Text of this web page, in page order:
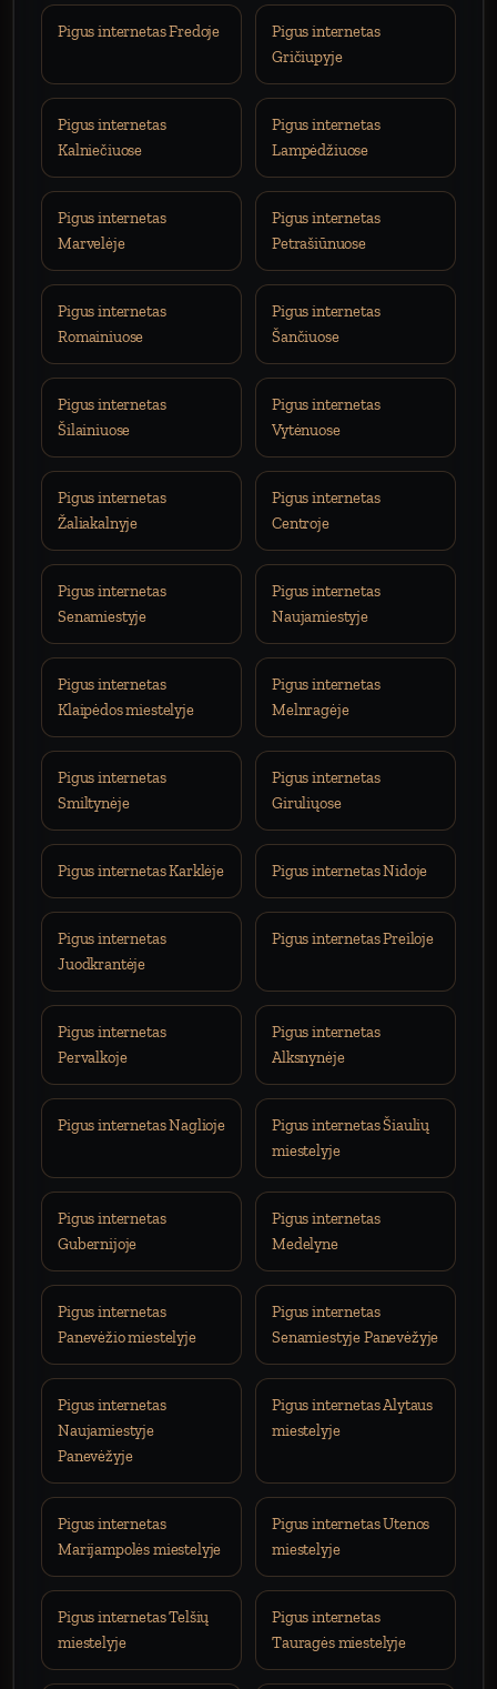
Pigus internetas Fredoje
Pigus internetas
Gričiupyje
Pigus internetas
Kalniečiuose
Pigus internetas
Lampėdžiuose
Pigus internetas
Marvelėje
Pigus internetas
Petrašiūnuose
Pigus internetas
Romainiuose
Pigus internetas
Šančiuose
Pigus internetas
Šilainiuose
Pigus internetas
Vytėnuose
Pigus internetas
Žaliakalnyje
Pigus internetas
Centroje
Pigus internetas
Senamiestyje
Pigus internetas
Naujamiestyje
Pigus internetas
Klaipėdos miestelyje
Pigus internetas
Melnragėje
Pigus internetas
Smiltynėje
Pigus internetas
Giruliųose
Pigus internetas Karklėje Pigus internetas Nidoje
Pigus internetas
Juodkrantėje
Pigus internetas Preiloje
Pigus internetas
Pervalkoje
Pigus internetas
Alksnynėje
Pigus internetas Naglioje
Pigus internetas Šiaulių
miestelyje
Pigus internetas
Gubernijoje
Pigus internetas
Medelyne
Pigus internetas
Panevėžio miestelyje
Pigus internetas
Senamiestyje Panevėžyje
Pigus internetas
Naujamiestyje
Panevėžyje
Pigus internetas Alytaus
miestelyje
Pigus internetas
Marijampolės miestelyje
Pigus internetas Utenos
miestelyje
Pigus internetas Telšių
miestelyje
Pigus internetas
Tauragės miestelyje